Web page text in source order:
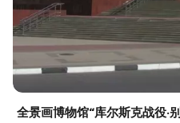
全景画博物馆“库尔斯克战役·